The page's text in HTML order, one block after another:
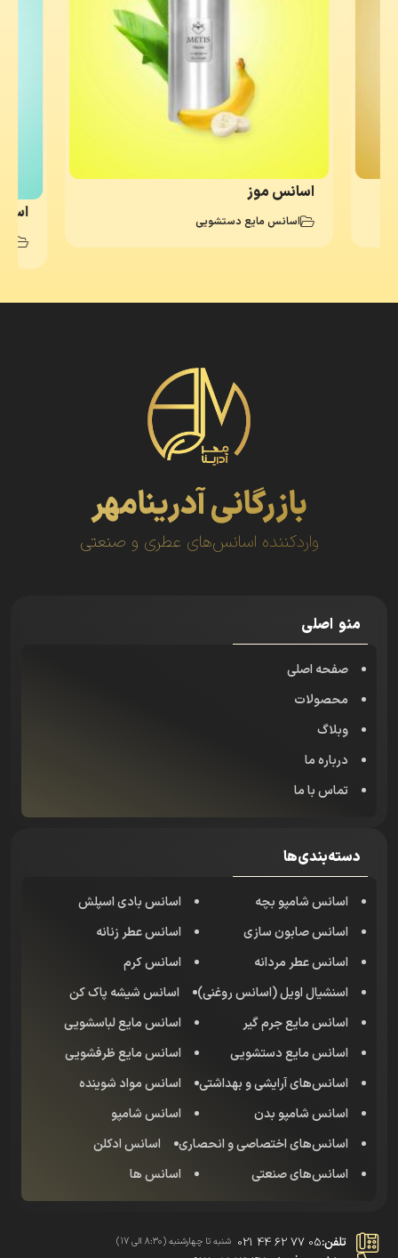
اسانس موز
اسانس مایع دستشویی
بازرگانی آدرینامهر
واردکننده اسانس‌های عطری و صنعتی
منو اصلی
صفحه اصلی
محصولات
وبلاگ
درباره ما
تماس با ما
دسته‌بندی‌ها
اسانس شامپو بچه
اسانس بادی اسپلش
اسانس صابون سازی
اسانس عطر زنانه
اسانس عطر مردانه
اسانس کرم
اسنشیال اویل (اسانس روغنی)
اسانس شیشه پاک کن
اسانس مایع جرم گیر
اسانس مایع لباسشویی
اسانس مایع دستشویی
اسانس مایع ظرفشویی
اسانس‌های آرایشی و بهداشتی
اسانس مواد شوینده
اسانس شامپو بدن
اسانس شامپو
اسانس‌های اختصاصی و انحصاری
اسانس‌ ادکلن
اسانس‌های صنعتی
اسانس ها
تلفن:021 44 62 77 05 شنبه تا چهارشنبه (8:30 الی 17)